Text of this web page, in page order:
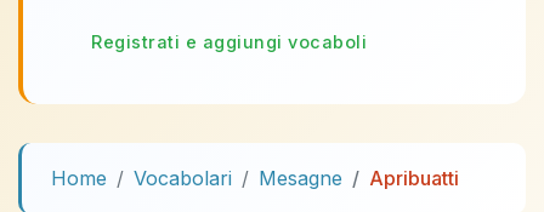
Registrati e aggiungi vocaboli
Home Vocabolari Mesagne Apribuatti